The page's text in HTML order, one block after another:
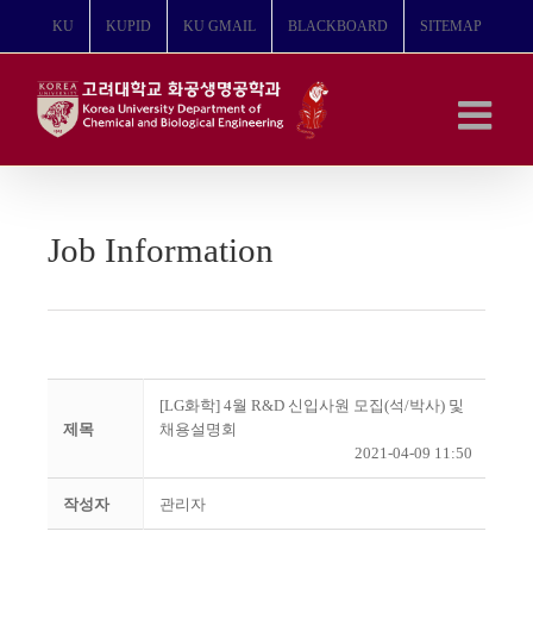
뛰
KU KUPID KU GMAIL BLACKBOARD SITEMAP
Job Information
제목
[LG화학] 4월 R&D 신입사원 모집(석/박사) 및
채용설명회
2021-04-09 11:50
작성자 관리자